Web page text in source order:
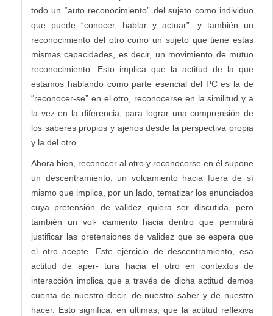
todo un “auto reconocimiento” del sujeto como individuo
que puede “conocer, hablar y actuar”, y también un
reconocimiento del otro como un sujeto que tiene estas
mismas capacidades, es decir, un movimiento de mutuo
reconocimiento. Esto implica que la actitud de la que
estamos hablando como parte esencial del PC es la de
“reconocer-se” en el otro, reconocerse en la similitud y a
la vez en la diferencia, para lograr una comprensión de
los saberes propios y ajenos desde la perspectiva propia
y la del otro.
Ahora bien, reconocer al otro y reconocerse en él supone
un descentramiento, un volcamiento hacia fuera de sí
mismo que implica, por un lado, tematizar los enunciados
cuya pretensión de validez quiera ser discutida, pero
también un vol- camiento hacia dentro que permitirá
justificar las pretensiones de validez que se espera que
el otro acepte. Este ejercicio de descentramiento, esa
actitud de aper- tura hacia el otro en contextos de
interacción implica que a través de dicha actitud demos
cuenta de nuestro decir, de nuestro saber y de nuestro
hacer. Esto significa, en últimas, que la actitud reflexiva